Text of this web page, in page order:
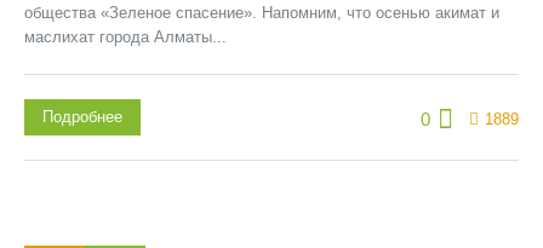
общества «Зеленое спасение». Напомним, что осенью акимат и
маслихат города Алматы...
0 1889
Подробнее